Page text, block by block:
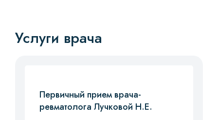
Услуги врача
Первичный прием врача-
ревматолога Лучковой Н.Е.